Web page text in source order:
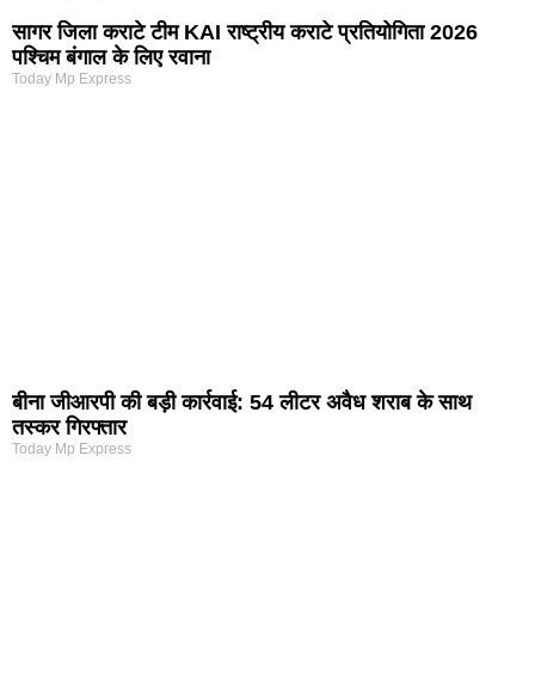
सागर जिला कराटे टीम KAI राष्ट्रीय कराटे प्रतियोगिता 2026
पश्चिम बंगाल के लिए रवाना
Today Mp Express
बीना जीआरपी की बड़ी कार्रवाई: 54 लीटर अवैध शराब के साथ
तस्कर गिरफ्तार
Today Mp Express